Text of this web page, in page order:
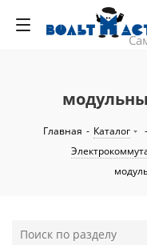
Главная - Каталог -